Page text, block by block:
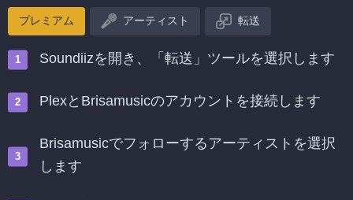
プレミアム アーティスト 転送
Soundiizを開き、「転送」ツールを選択します
PlexとBrisamusicのアカウントを接続します
Brisamusicでフォローするアーティストを選択
します